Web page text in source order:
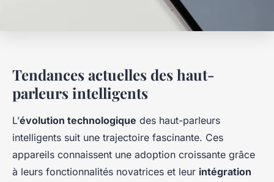
Tendances actuelles des haut-
parleurs intelligents
L’évolution technologique des haut-parleurs
intelligents suit une trajectoire fascinante. Ces
appareils connaissent une adoption croissante grâce
à leurs fonctionnalités novatrices et leur intégration